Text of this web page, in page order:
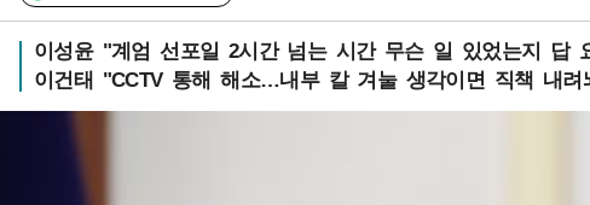
이성윤 "계엄 선포일 2시간 넘는 시간 무슨 일 있었는지 답
이건태 "CCTV 통해 해소…내부 칼 겨눌 생각이면 직책 내려